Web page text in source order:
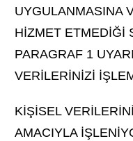
UYGULANMASINA
HİZMET ETMEDİĞİ
PARAGRAF 1
VERİLERİNİZİ
KİŞİSEL
AMACIYLA